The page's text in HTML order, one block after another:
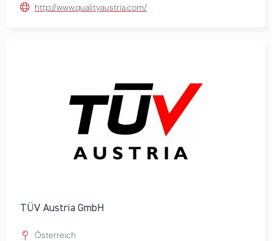
http://www.qualityaustria.com/
TÜV Austria GmbH
Österreich